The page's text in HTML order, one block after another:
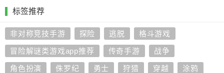
标签推荐
非对称竞技手游 探险 逃脱 格斗游戏
冒险解谜类游戏app推荐 传奇手游 战争
角色扮演 侏罗纪 勇士 狩猎 穿越 涂鸦